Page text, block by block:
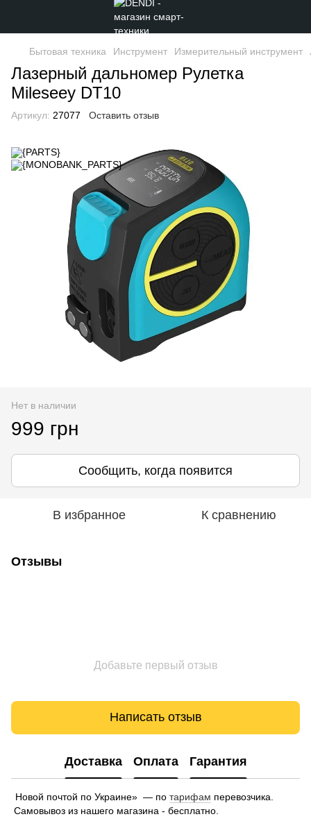
Бытовая техника Инструмент Измерительный инструмент
Лазерный дальномер Рулетка
Mileseey DT10
Артикул: 27077 Оставить отзыв
Нет в наличии
999 грн
Сообщить, когда появится
В избранное К сравнению
Отзывы
Добавьте первый отзыв
Написать отзыв
Доставка Оплата Гарантия
Новой почтой по Украине» — по тарифам перевозчика.
Самовывоз из нашего магазина - бесплатно.